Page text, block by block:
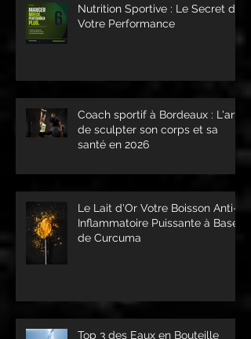
Nutrition Sportive : Le Secret de
Votre Performance
Coach sportif à Bordeaux : L'art
de sculpter son corps et sa
santé en 2026
Le Lait d'Or Votre Boisson Anti-
Inflammatoire Puissante à Base
de Curcuma
Top 3 des Eaux en Bouteille